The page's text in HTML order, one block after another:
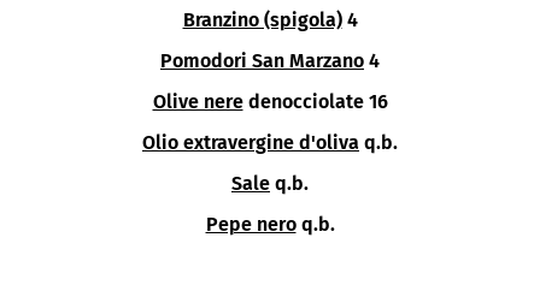
Branzino (spigola) 4
Pomodori San Marzano 4
Olive nere denocciolate 16
Olio extravergine d'oliva q.b.
Sale q.b.
Pepe nero q.b.